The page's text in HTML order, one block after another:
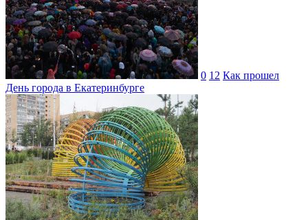
0 12 Как прошел
День города в Екатеринбурге